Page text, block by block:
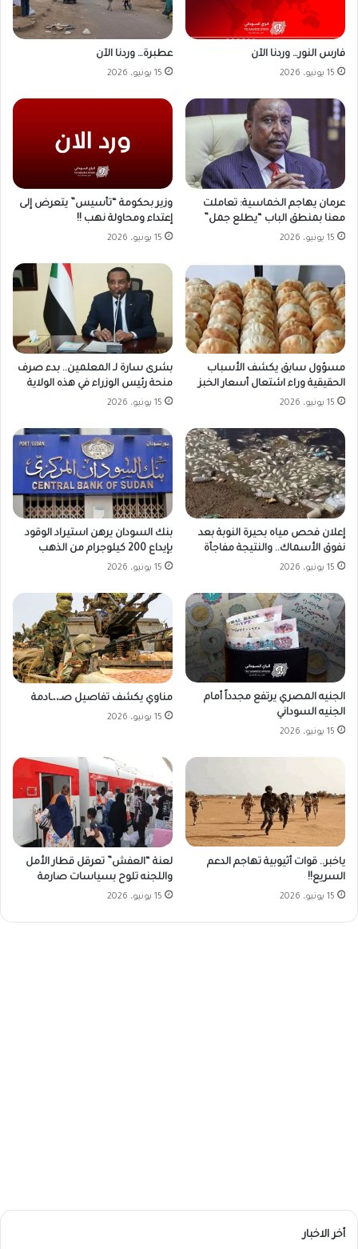
فارس النور… وردنا الآن
15 يونيو، 2026
عطبرة… وردنا الآن
15 يونيو، 2026
عرمان يهاجم الخماسية: تعاملت
معنا بمنطق الباب “يطلع جمل”
15 يونيو، 2026
وزير بحكومة “تأسيس” يتعرض إلى
إعتداء ومحاولة نهب !!
15 يونيو، 2026
مسؤول سابق يكشف الأسباب
الحقيقية وراء اشتعال أسعار الخبز
15 يونيو، 2026
بشرى سارة لـ المعلمين.. بدء صرف
منحة رئيس الوزراء في هذه الولاية
15 يونيو، 2026
إعلان فحص مياه بحيرة النوبة بعد
نفوق الأسماك.. والنتيجة مفاجأة
15 يونيو، 2026
بنك السودان يرهن استيراد الوقود
بإيداع 200 كيلوجرام من الذهب
15 يونيو، 2026
الجنيه المصري يرتفع مجدداً أمام
الجنيه السوداني
15 يونيو، 2026
مناوي يكشف تفاصيل صـ،،ـادمة
15 يونيو، 2026
ياخبر.. قوات أثيوبية تهاجم الدعم
السريع!!
15 يونيو، 2026
لعنة “العفش” تعرقل قطار الأمل
واللجنه تلوح بسياسات صارمة
15 يونيو، 2026
أخر الاخبار